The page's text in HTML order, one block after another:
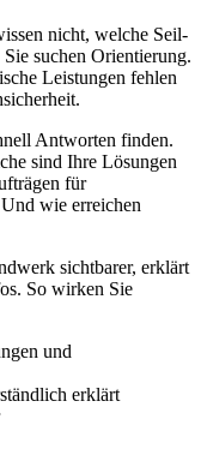
nicht, welche Seil-
suchen Orientierung.
Leistungen fehlen
Antworten finden.
sind Ihre Lösungen
für
wie erreichen
sichtbarer, erklärt
So wirken Sie
und
erklärt